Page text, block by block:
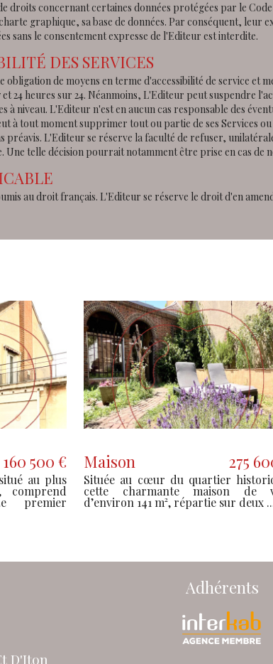
droits concernant certaines données protégées par le
graphique, sa base de données. Par conséquent,
sans le consentement expresse de l'Editeur est interdite.
DES SERVICES
obligation de moyens en terme d'accessibilité de service et
et 24 heures sur 24. Néanmoins, L'Editeur peut suspendre
à niveau. L'Editeur n'est en aucun cas responsable des
à tout moment supprimer tout ou partie de ses Services
préavis. L'Editeur se réserve la faculté de refuser,
Une telle décision pourrait notamment être prise en cas
au droit français. L'Editeur se réserve le droit d'en
108 000 €
de 89 m² alliant
beaux volumes,
acquisit...
Propriete
À seulement 10 km de
Avre, découvrez cette
caractère nichée au
campagn...
D'Iton
Adhérents